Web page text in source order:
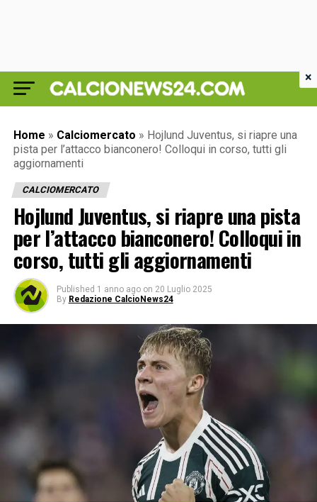
Home » Calciomercato » Hojlund Juventus, si riapre una
pista per l’attacco bianconero! Colloqui in corso, tutti gli
aggiornamenti
CALCIOMERCATO
Hojlund Juventus, si riapre una pista
per l’attacco bianconero! Colloqui in
corso, tutti gli aggiornamenti
Published 1 anno ago on 20 Luglio 2025
By Redazione CalcioNews24
×